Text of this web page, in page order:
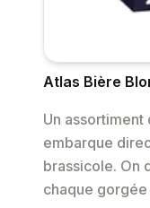
Atlas Bière
Un
embarque
brassicole. On
chaque